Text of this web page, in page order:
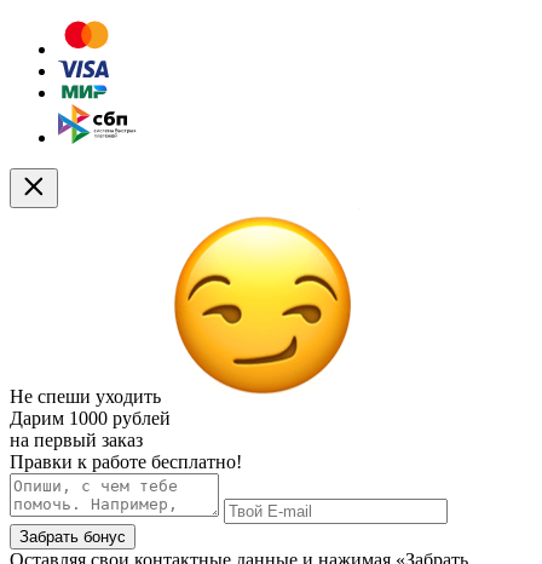
Не спеши уходить
Дарим 1000 рублей
на первый заказ
Правки к работе бесплатно!
Забрать бонус
Оставляя свои контактные данные и нажимая «Забрать